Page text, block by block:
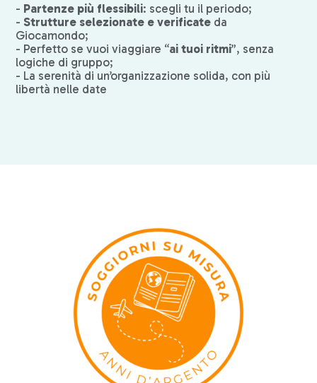
- Partenze più flessibili: scegli tu il periodo;
- Strutture selezionate e verificate da
Giocamondo;
- Perfetto se vuoi viaggiare “ai tuoi ritmi”, senza
logiche di gruppo;
- La serenità di un’organizzazione solida, con più
libertà nelle date